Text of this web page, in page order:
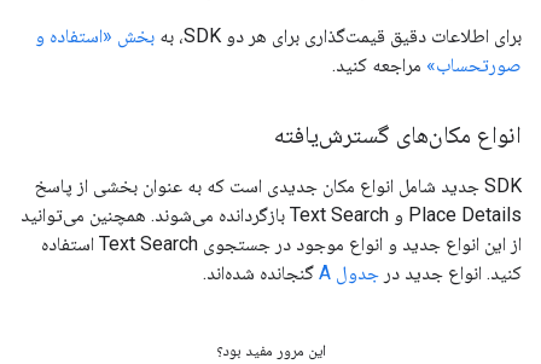
برای اطلاعات دقیق قیمت‌گذاری برای هر دو SDK، به
بخش «استفاده و
صورتحساب» مراجعه کنید.
انواع مکان‌های گسترش‌یافته
SDK جدید شامل انواع مکان جدیدی است که به عنوان بخشی از پاسخ
Place Details و Text Search بازگردانده می‌شوند. همچنین می‌توانید
از این انواع جدید و انواع موجود در جستجوی Text Search استفاده
کنید. انواع جدید در جدول A گنجانده شده‌اند.
این مرور مفید بود؟